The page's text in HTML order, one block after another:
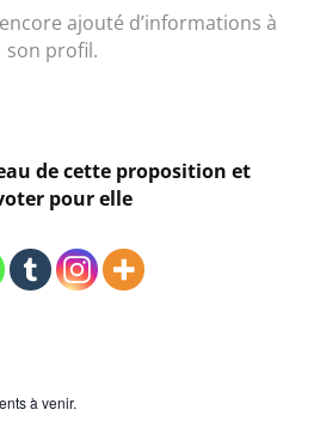
ajouté d’informations à
son profil.
de cette proposition et
pour elle
à venir.